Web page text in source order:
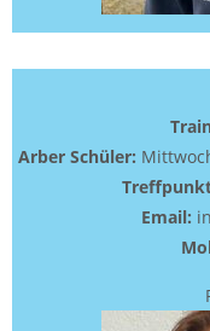
Arber Schüler:
Email: